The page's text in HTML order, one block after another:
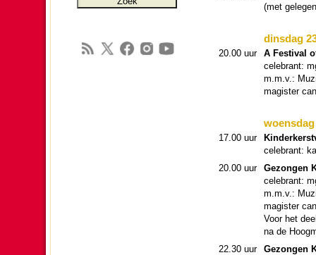
(met
dins­dag
20.00 uur
A Festival
cele­brant:
m.m.v.:
magister
17.00 uur
cele­brant:
20.00 uur
Gezon­gen
cele­brant:
m.m.v.:
magister
Voor het
na de
22.30 uur
Gezon­gen